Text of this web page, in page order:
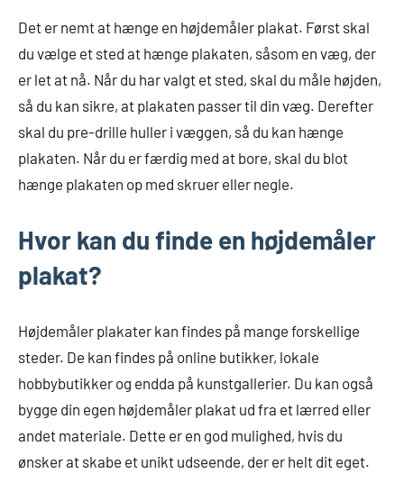
Det er nemt at hænge en højdemåler plakat. Først skal
du vælge et sted at hænge plakaten, såsom en væg, der
er let at nå. Når du har valgt et sted, skal du måle højden,
så du kan sikre, at plakaten passer til din væg. Derefter
skal du pre-drille huller i væggen, så du kan hænge
plakaten. Når du er færdig med at bore, skal du blot
hænge plakaten op med skruer eller negle.
Hvor kan du finde en højdemåler
plakat?
Højdemåler plakater kan findes på mange forskellige
steder. De kan findes på online butikker, lokale
hobbybutikker og endda på kunstgallerier. Du kan også
bygge din egen højdemåler plakat ud fra et lærred eller
andet materiale. Dette er en god mulighed, hvis du
ønsker at skabe et unikt udseende, der er helt dit eget.